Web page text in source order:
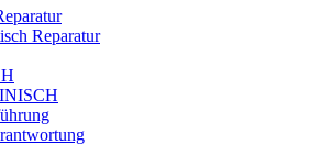
Reparatur